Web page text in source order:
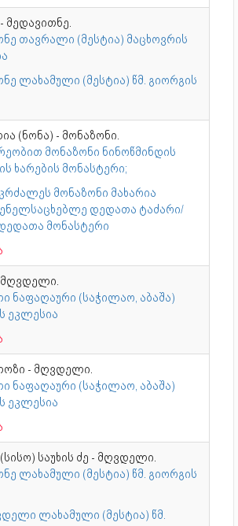
მედავითნე.
თავრალი (მესტია) მაცხოვრის
ლახამული (მესტია) წმ. გიორგის
(ნონა) - მონაზონი.
მონაზონი ნინოწმინდის
ხარების მონასტერი;
მონაზონი მახარია
დედათა ტაძარი/
მონასტერი
მღვდელი.
ნაფაღაური (საჭილაო, აბაშა)
ეკლესია
- მღვდელი.
ნაფაღაური (საჭილაო, აბაშა)
ეკლესია
საუხის ძე - მღვდელი.
ლახამული (მესტია) წმ. გიორგის
ლახამული (მესტია) წმ.